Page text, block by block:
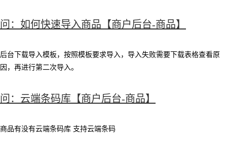
问：如何快速导入商品【商户后台-商品】
后台下载导入模板，按照模板要求导入，导入失败需要下载表格查看原
因，再进行第二次导入。
问：云端条码库【商户后台-商品】
商品有没有云端条码库 支持云端条码